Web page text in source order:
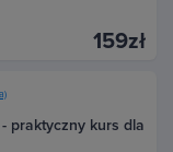
159zł
praktyczny kurs dla